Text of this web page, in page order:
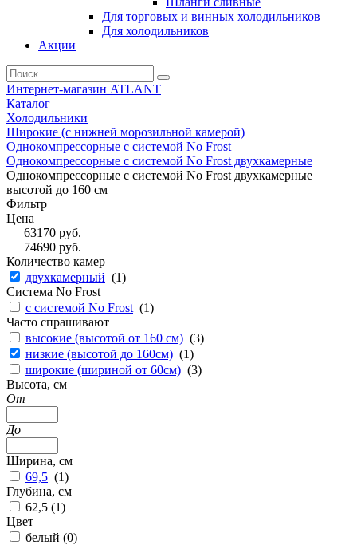
Для торговых и винных холодильников
Для холодильников
Акции
Интернет-магазин ATLANT
Каталог
Холодильники
Широкие (с нижней морозильной камерой)
Однокомпрессорные с системой No Frost
Однокомпрессорные с системой No Frost двухкамерные
Однокомпрессорные с системой No Frost двухкамерные
высотой до 160 см
Фильтр
Цена
63170руб.
74690руб.
Количество камер
двухкамерный (1)
Система No Frost
с системой No Frost (1)
Часто спрашивают
высокие (высотой от 160 см) (3)
низкие (высотой до 160см) (1)
широкие (шириной от 60см) (3)
Высота, см
От
До
Ширина, см
69,5 (1)
Глубина, см
62,5 (1)
Цвет
белый (0)